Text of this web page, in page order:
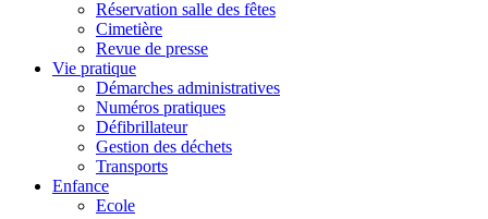
Réservation salle des fêtes
Cimetière
Revue de presse
Vie pratique
Démarches administratives
Numéros pratiques
Défibrillateur
Gestion des déchets
Transports
Enfance
Ecole